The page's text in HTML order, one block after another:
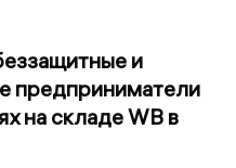
и
предприниматели
на складе WB в